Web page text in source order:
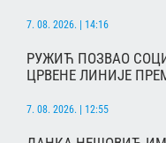
7. 08. 2026. | 14:16
РУЖИЋ ПОЗВАО
ЦРВЕНЕ ЛИНИЈЕ
7. 08. 2026. | 12:55